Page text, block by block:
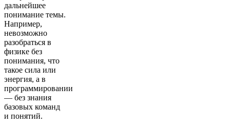
дальнейшее
понимание темы.
Например,
невозможно
разобраться в
физике без
понимания, что
такое сила или
энергия, а в
программировании
— без знания
базовых команд
и понятий.